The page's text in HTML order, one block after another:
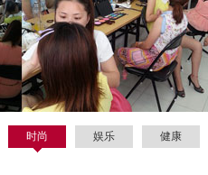
时尚 娱乐 健康